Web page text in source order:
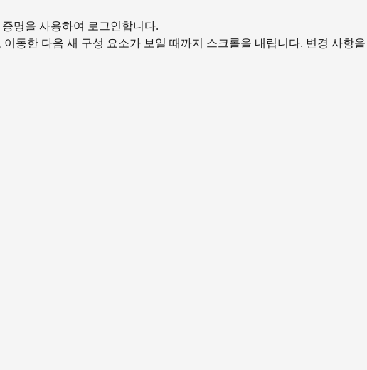
명을 사용하여 로그인합니다.
동한 다음 새 구성 요소가 보일 때까지 스크롤을 내립니다. 변경 사항